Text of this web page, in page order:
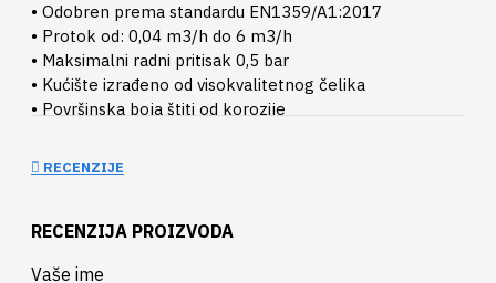
• Odobren prema standardu EN1359/A1:2017
• Protok od: 0,04 m3/h do 6 m3/h
• Maksimalni radni pritisak 0,5 bar
• Kućište izrađeno od visokvalitetnog čelika
• Površinska boja štiti od korozije
• Termokompenzator
RECENZIJE
RECENZIJA PROIZVODA
Vaše ime